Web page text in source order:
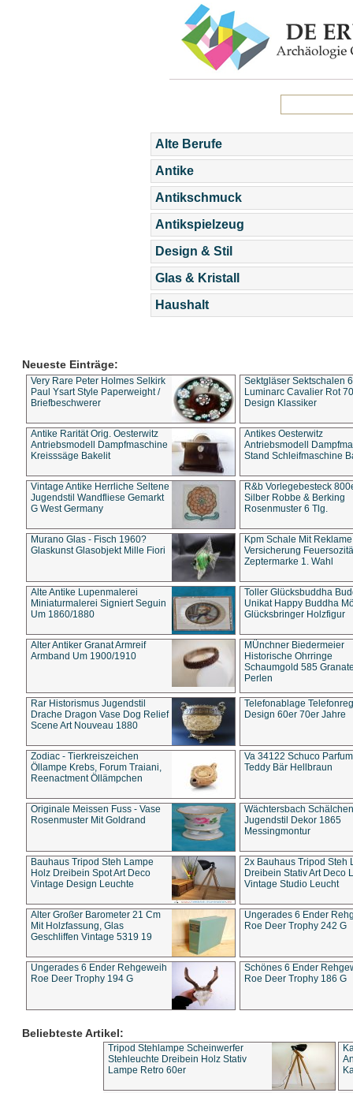
Alte Berufe
Antike
Antikschmuck
Antikspielzeug
Design & Stil
Glas & Kristall
Haushalt
Neueste Einträge:
Very Rare Peter Holmes Selkirk
Paul Ysart Style Paperweight /
Briefbeschwerer
Sektgläser Sektschalen
Luminarc Cavalier Rot
Design Klassiker
Antike Rarität Orig. Oesterwitz
Antriebsmodell Dampfmaschine
Kreisssäge Bakelit
Antikes Oesterwitz
Antriebsmodell
Stand Schleifmaschine
Vintage Antike Herrliche Seltene
Jugendstil Wandfliese Gemarkt
G West Germany
R&b Vorlegebesteck
Silber Robbe & Berking
Rosenmuster 6 Tlg.
Murano Glas - Fisch 1960?
Glaskunst Glasobjekt Mille Fiori
Kpm Schale Mit Reklame
Versicherung
Zeptermarke 1. Wahl
Alte Antike Lupenmalerei
Miniaturmalerei Signiert Seguin
Um 1860/1880
Toller Glücksbuddha
Unikat Happy Buddha
Glücksbringer Holzfigur
Alter Antiker Granat Armreif
Armband Um 1900/1910
MÜnchner Biedermeier
Historische Ohrringe
Schaumgold 585
Perlen
Rar Historismus Jugendstil
Drache Dragon Vase Dog Relief
Scene Art Nouveau 1880
Telefonablage
Design 60er 70er Jahre
Zodiac - Tierkreiszeichen
Öllampe Krebs, Forum Traiani,
Reenactment Öllämpchen
Va 34122 Schuco
Teddy Bär Hellbraun
Originale Meissen Fuss - Vase
Rosenmuster Mit Goldrand
Wächtersbach Schälchen
Jugendstil Dekor 1865
Messingmontur
Bauhaus Tripod Steh Lampe
Holz Dreibein Spot Art Deco
Vintage Design Leuchte
2x Bauhaus Tripod Steh
Dreibein Stativ Art Deco
Vintage Studio Leucht
Alter Großer Barometer 21 Cm
Mit Holzfassung, Glas
Geschliffen Vintage 5319 19
Ungerades 6 Ender
Roe Deer Trophy 242 G
Ungerades 6 Ender Rehgeweih
Roe Deer Trophy 194 G
Schönes 6 Ender
Roe Deer Trophy 186 G
Beliebteste Artikel:
Tripod Stehlampe Scheinwerfer
Stehleuchte Dreibein Holz Stativ
Lampe Retro 60er